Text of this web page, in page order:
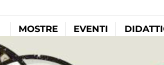
MOSTRE EVENTI